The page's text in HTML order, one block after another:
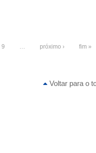
9 próximo › fim »
Voltar para o